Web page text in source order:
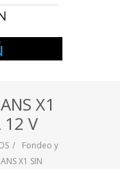
X1
12 V
Fondeo y
X1 SIN